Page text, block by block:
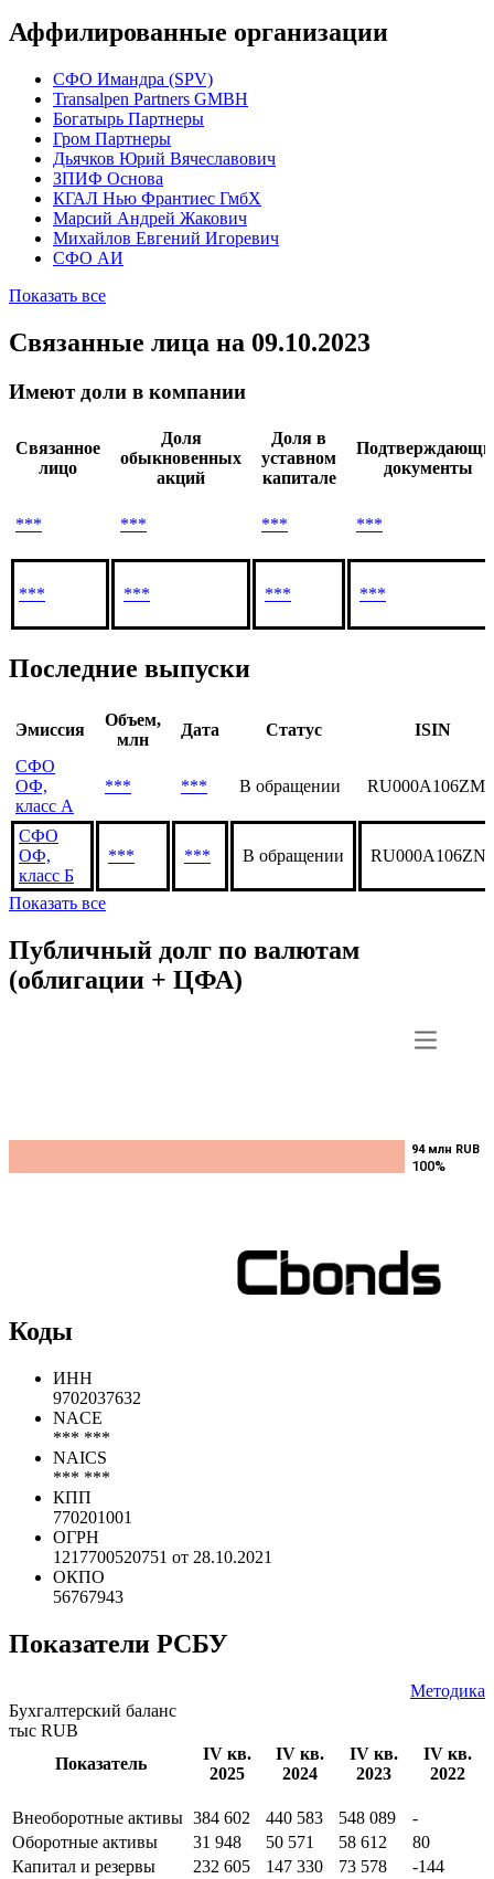
Аффилированные организации
CФО Имандра (SPV)
Transalpen Partners GMBH
Богатырь Партнеры
Гром Партнеры
Дьячков Юрий Вячеславович
ЗПИФ Основа
КГАЛ Нью Франтиес ГмбХ
Марсий Андрей Жакович
Михайлов Евгений Игоревич
СФО АИ
Показать все
Связанные лица на 09.10.2023
Имеют доли в компании
Связанное
лицо
Доля
обыкновенных
акций
Доля в
уставном
капитале
документы
*** *** *** ***
*** *** *** ***
Последние выпуски
Эмиссия
Объем,
млн
Дата Статус
ISIN
СФО
ОФ,
класс А
*** *** В обращении RU000A106ZM3
СФО
ОФ,
класс Б
*** *** В обращении RU000A106ZN1
Показать все
Публичный долг по валютам
(облигации + ЦФА)
94 млн RUB
100%
94 млн RUB
100%
Коды
ИНН
9702037632
NACE
*** ***
NAICS
*** ***
КПП
770201001
ОГРН
1217700520751 от 28.10.2021
ОКПО
56767943
Показатели РСБУ
Методика
Бухгалтерский баланс
тыс RUB
Показатель
IV кв.
2025
IV кв.
2024
IV кв.
2023
IV кв.
2022
Внеоборотные активы 384 602 440 583 548 089
-
Оборотные активы
31 948 50 571 58 612
80
Капитал и резервы
232 605 147 330 73 578
-144